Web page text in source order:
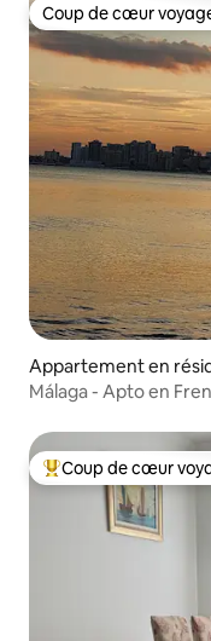
Coup de cœur
Coup de cœur
Appartement en
Málaga - Apto en
Coups de cœur
Coup de cœur